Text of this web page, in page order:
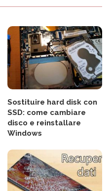
Sostituire hard disk con
SSD: come cambiare
disco e reinstallare
Windows